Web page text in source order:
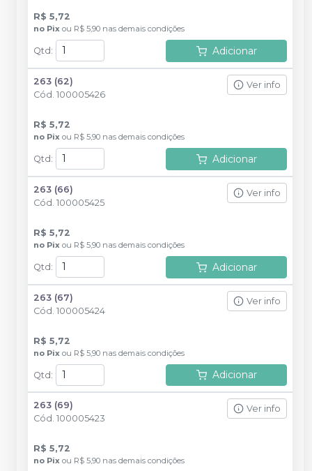
R$ 5,72
no Pix ou R$ 5,90 nas demais condições
Qtd : Adicionar
263 (62)
Cód. 100005426
Ver info
R$ 5,72
no Pix ou R$ 5,90 nas demais condições
Qtd : Adicionar
263 (66)
Cód. 100005425
Ver info
R$ 5,72
no Pix ou R$ 5,90 nas demais condições
Qtd : Adicionar
263 (67)
Cód. 100005424
Ver info
R$ 5,72
no Pix ou R$ 5,90 nas demais condições
Qtd: Adicionar
263 (69)
Cód. 100005423
Ver info
R$ 5,72
no Pix ou R$ 5,90 nas demais condições